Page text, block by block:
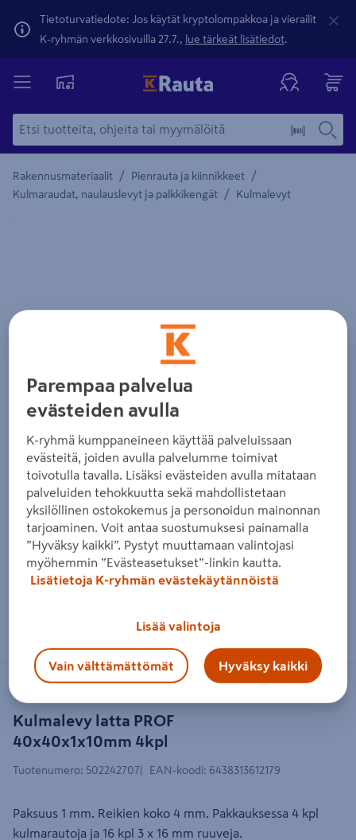
Tietoturvatiedote: Jos käytät kryptolompakkoa ja vierailit
K-ryhmän verkkosivuilla 27.7., lue tärkeät lisätiedot.
Rakennusmateriaalit / Pienrauta ja kiinnikkeet /
Kulmaraudat, naulauslevyt ja palkkikengät / Kulmalevyt
Yksityiskohtainen kuvaus löytyy Tuotteen kuvaus -
Kulmalevy latta PROF
40x40x1x10mm 4kpl
Tuotenumero: 502242707 EAN-koodi: 6438313612179
Paksuus 1 mm. Reikien koko 4 mm. Pakkauksessa 4 kpl
kulmarautoja ja 16 kpl 3 x 16 mm ruuveja.
Parempaa palvelua
evästeiden avulla
K-ryhmä kumppaneineen käyttää palveluissaan
evästeitä, joiden avulla palvelumme toimivat
toivotulla tavalla. Lisäksi evästeiden avulla mitataan
palveluiden tehokkuutta sekä mahdollistetaan
yksilöllinen ostokokemus ja personoidun mainonnan
tarjoaminen. Voit antaa suostumuksesi painamalla
”Hyväksy kaikki”. Pystyt muuttamaan valintojasi
myöhemmin ”Evästeasetukset”-linkin kautta.
Lisätietoja K-ryhmän evästekäytännöistä
Lisää valintoja
Vain välttämättömät Hyväksy kaikki